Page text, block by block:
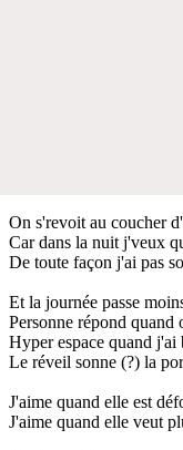
On s'revoit au coucher
Car dans la nuit j'veux
De toute façon j'ai pas
Et la journée passe
Personne répond quand
Hyper espace quand j'ai
Le réveil sonne (?) la
J'aime quand elle est
J'aime quand elle veut